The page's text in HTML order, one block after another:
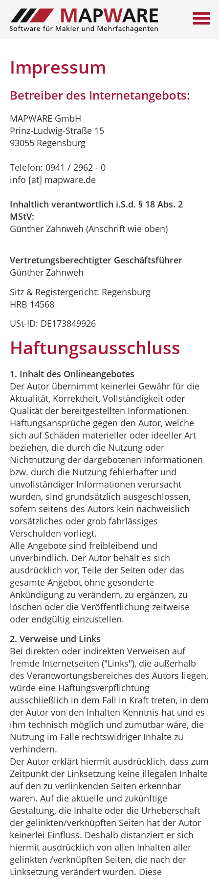
Impressum
Betreiber des Internetangebots:
MAPWARE GmbH
Prinz-Ludwig-Straße 15
93055 Regensburg
Telefon: 0941 / 2962 - 0
info [at] mapware.de
Inhaltlich verantwortlich i.S.d. § 18 Abs. 2
MStV:
Günther Zahnweh (Anschrift wie oben)
Vertretungsberechtigter Geschäftsführer
Günther Zahnweh
Sitz & Registergericht: Regensburg
HRB 14568
USt-ID: DE173849926
Haftungsausschluss
1. Inhalt des Onlineangebotes
Der Autor übernimmt keinerlei Gewähr für die
Aktualität, Korrektheit, Vollständigkeit oder
Qualität der bereitgestellten Informationen.
Haftungsansprüche gegen den Autor, welche
sich auf Schäden materieller oder ideeller Art
beziehen, die durch die Nutzung oder
Nichtnutzung der dargebotenen Informationen
bzw. durch die Nutzung fehlerhafter und
unvollständiger Informationen verursacht
wurden, sind grundsätzlich ausgeschlossen,
sofern seitens des Autors kein nachweislich
vorsätzliches oder grob fahrlässiges
Verschulden vorliegt.
Alle Angebote sind freibleibend und
unverbindlich. Der Autor behält es sich
ausdrücklich vor, Teile der Seiten oder das
gesamte Angebot ohne gesonderte
Ankündigung zu verändern, zu ergänzen, zu
löschen oder die Veröffentlichung zeitweise
oder endgültig einzustellen.
2. Verweise und Links
Bei direkten oder indirekten Verweisen auf
fremde Internetseiten ("Links"), die außerhalb
des Verantwortungsbereiches des Autors liegen,
würde eine Haftungsverpflichtung
ausschließlich in dem Fall in Kraft treten, in dem
der Autor von den Inhalten Kenntnis hat und es
ihm technisch möglich und zumutbar wäre, die
Nutzung im Falle rechtswidriger Inhalte zu
verhindern.
Der Autor erklärt hiermit ausdrücklich, dass zum
Zeitpunkt der Linksetzung keine illegalen Inhalte
auf den zu verlinkenden Seiten erkennbar
waren. Auf die aktuelle und zukünftige
Gestaltung, die Inhalte oder die Urheberschaft
der gelinkten/verknüpften Seiten hat der Autor
keinerlei Einfluss. Deshalb distanziert er sich
hiermit ausdrücklich von allen Inhalten aller
gelinkten /verknüpften Seiten, die nach der
Linksetzung verändert wurden. Diese